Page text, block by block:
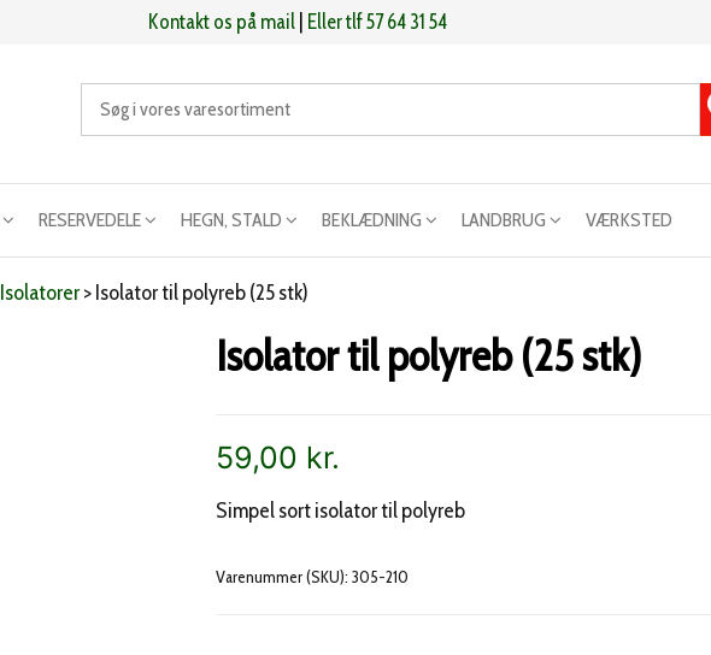
Kontakt os på mail Eller tlf 57 64 31 54
RESERVEDELE HEGN, STALD BEKLÆDNING LANDBRUG VÆRKSTED
Isolatorer>Isolator til polyreb (25 stk)
Isolator til polyreb (25 stk)
59,00 kr.
Simpel sort isolator til polyreb
Varenummer (SKU): 305-210